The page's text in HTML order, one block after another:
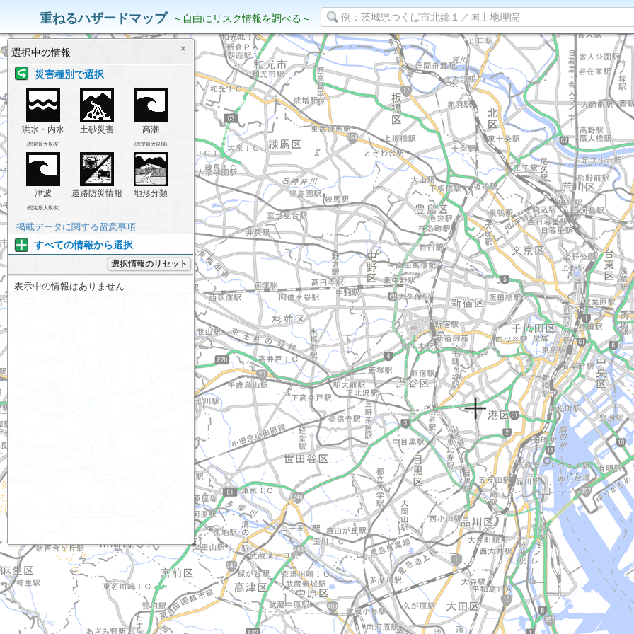
重ねるハザードマップ ～自由にリスク情報を調べる～
災害リスク情報
選択中の情報 ×
災害種別で選択
洪水・内水
(想定最大規模)
土砂災害 高潮
(想定最大規模)
津波
(想定最大規模)
道路防災情報 地形分類
掲載データに関する留意事項
すべての情報から選択
選択情報のリセット
表示中の情報はありません